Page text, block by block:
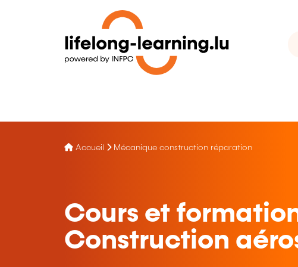
Accueil Mécanique construction réparation
Cours et
Construction